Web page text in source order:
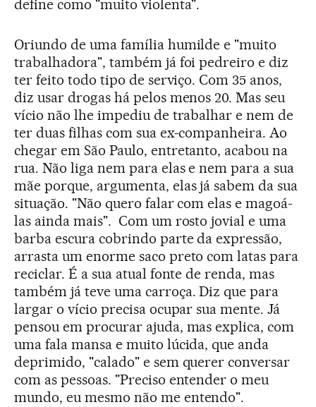
define como "muito violenta".
Oriundo de uma família humilde e "muito
trabalhadora", também já foi pedreiro e diz
ter feito todo tipo de serviço. Com 35 anos,
diz usar drogas há pelos menos 20. Mas seu
vício não lhe impediu de trabalhar e nem de
ter duas filhas com sua ex-companheira. Ao
chegar em São Paulo, entretanto, acabou na
rua. Não liga nem para elas e nem para a sua
mãe porque, argumenta, elas já sabem da sua
situação. "Não quero falar com elas e magoá-
las ainda mais". Com um rosto jovial e uma
barba escura cobrindo parte da expressão,
arrasta um enorme saco preto com latas para
reciclar. É a sua atual fonte de renda, mas
também já teve uma carroça. Diz que para
largar o vício precisa ocupar sua mente. Já
pensou em procurar ajuda, mas explica, com
uma fala mansa e muito lúcida, que anda
deprimido, "calado" e sem querer conversar
com as pessoas. "Preciso entender o meu
mundo, eu mesmo não me entendo".